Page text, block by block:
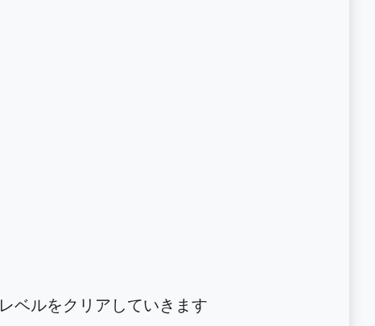
ベルをクリアしていきます